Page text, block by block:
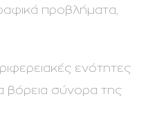
προβλήματα,
ενότητες
βόρεια σύνορα της